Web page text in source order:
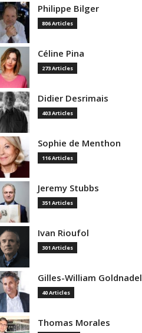
Philippe Bilger
806 Articles
Céline Pina
273 Articles
Didier Desrimais
403 Articles
Sophie de Menthon
116 Articles
Jeremy Stubbs
351 Articles
Ivan Rioufol
301 Articles
Gilles-William Goldnadel
40 Articles
Thomas Morales